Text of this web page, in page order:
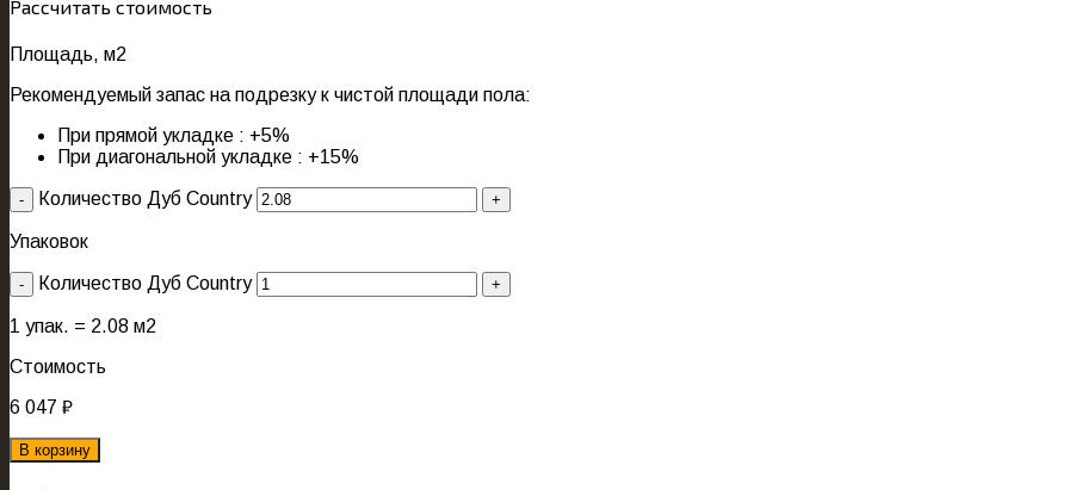
Рассчитать стоимость
Площадь, м2
Рекомендуемый запас на подрезку к чистой площади пола:
При прямой укладке : +5%
При диагональной укладке : +15%
Количество Дуб Country
Упаковок
Количество Дуб Country
1 упак. = 2.08 м2
Стоимость
6 047 ₽
В корзину